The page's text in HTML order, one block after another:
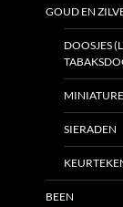
GOUD EN
DOOSJES
SIERADEN
BEEN